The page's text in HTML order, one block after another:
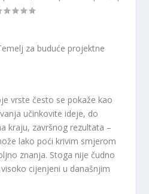
vrste često se pokaže kao
učinkovite ideje, do
kraju, završnog rezultata –
lako poći krivim smjerom
znanja. Stoga nije čudno
cijenjeni u današnjim